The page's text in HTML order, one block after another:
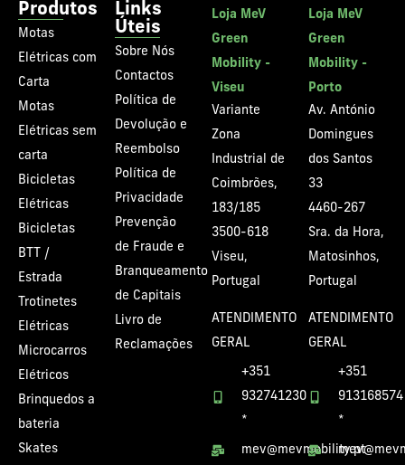
Produtos
Motas
Elétricas com
Carta
Motas
Elétricas sem
carta
Bicicletas
Elétricas
Bicicletas
BTT /
Estrada
Trotinetes
Elétricas
Microcarros
Elétricos
Brinquedos a
bateria
Skates
Links
Úteis
Sobre Nós
Contactos
Política de
Devolução e
Reembolso
Política de
Privacidade
Prevenção
de Fraude e
Branqueamento
de Capitais
Livro de
Reclamações
Loja MeV
Green
Mobility -
Viseu
Variante
Zona
Industrial de
Coimbrões,
183/185
3500-618
Viseu,
Portugal
ATENDIMENTO
GERAL
+351
932741230
*
mev@mevmobility.pt
Loja MeV
Green
Mobility -
Porto
Av. António
Domingues
dos Santos
33
4460-267
Sra. da Hora,
Matosinhos,
Portugal
ATENDIMENTO
GERAL
+351
913168574
*